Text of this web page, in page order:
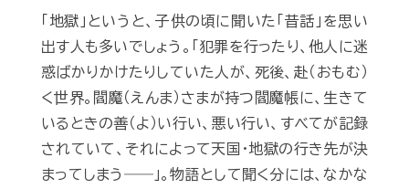
「地獄」というと、子供の頃に聞いた「昔話」を思い
出す人も多いでしょう。「犯罪を行ったり、他人に迷
惑ばかりかけたりしていた人が、死後、赴（おもむ）
く世界。閻魔（えんま）さまが持つ閻魔帳に、生きて
いるときの善（よ）い行い、悪い行い、すべてが記録
されていて、それによって天国・地獄の行き先が決
まってしまう――」。物語として聞く分には、なかな